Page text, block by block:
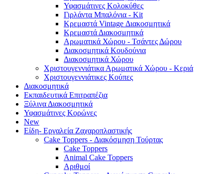
Υφασμάτινες Κολοκύθες
Γιρλάντα Μπαλόνια - Kit
Κρεμαστά Vintage Διακοσμητικά
Κρεμαστά Διακοσμητικά
Αρωματικά Χώρου - Τσάντες Δώρου
Διακοσμητικά Κουδούνια
Διακοσμητικά Χώρου
Χριστουγεννιάτικα Αρωματικά Χώρου - Κεριά
Χριστουγεννιάτικες Κούπες
Διακοσμητικά
Εκπαιδευτικά Επιτραπέζια
Ξύλινα Διακοσμητικά
Υφασμάτινες Κορώνες
New
Είδη- Εργαλεία Ζαχαροπλαστικής
Cake Toppers - Διακόσμηση Τούρτας
Cake Toppers
Animal Cake Toppers
Αριθμοί